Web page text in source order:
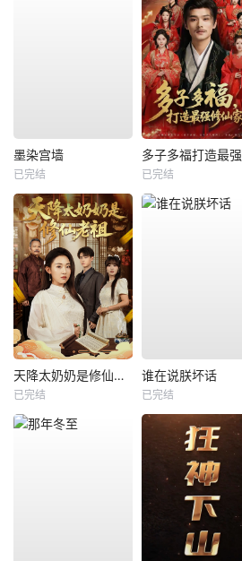
墨染宫墙
已完结 已完结
天降太奶奶是修仙老祖
已完结
谁在说朕坏话
已完结